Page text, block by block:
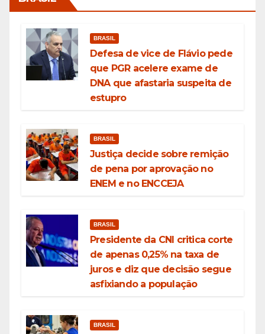
BRASIL
Defesa de vice de Flávio pede
que PGR acelere exame de
DNA que afastaria suspeita de
estupro
BRASIL
Justiça decide sobre remição
de pena por aprovação no
ENEM e no ENCCEJA
BRASIL
Presidente da CNI critica corte
de apenas 0,25% na taxa de
juros e diz que decisão segue
asfixiando a população
BRASIL